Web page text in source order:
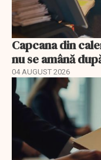
Capcana din
nu se amână
04 AUGUST 2026